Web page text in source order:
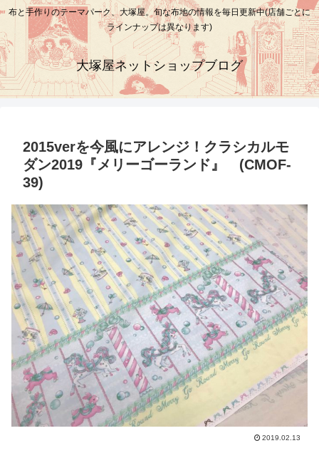
布と手作りのテーマパーク、大塚屋。旬な布地の情報を毎日更新中(店舗ごとに
ラインナップは異なります)
大塚屋ネットショップブログ
2015verを今風にアレンジ！クラシカルモ
ダン2019『メリーゴーランド』 (CMOF-
39)
2019.02.13